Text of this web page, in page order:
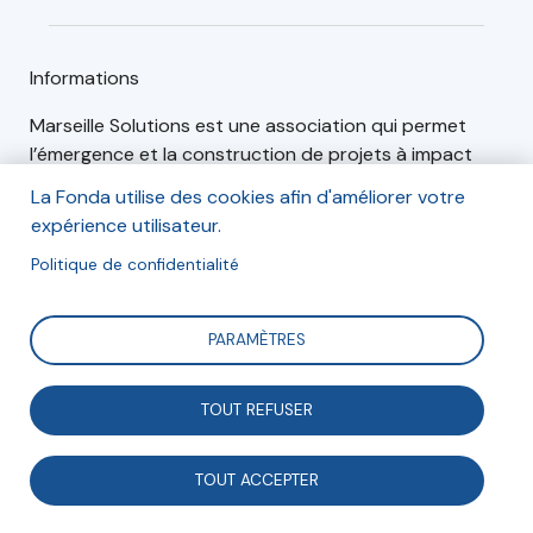
Informations
Marseille Solutions est une association qui permet
l’émergence et la construction de projets à impact
Elle se positionne comme un outil au service du
territoire, une fabrique de la ville qui associe
économie, environnement et social.
Les valeurs principales de l'association sont:
l'ingéniosité
la co-construction
La Fonda utilise des cookies afin d'améliorer votre
expérience utilisateur.
Politique de confidentialité
PARAMÈTRES
TOUT REFUSER
TOUT ACCEPTER